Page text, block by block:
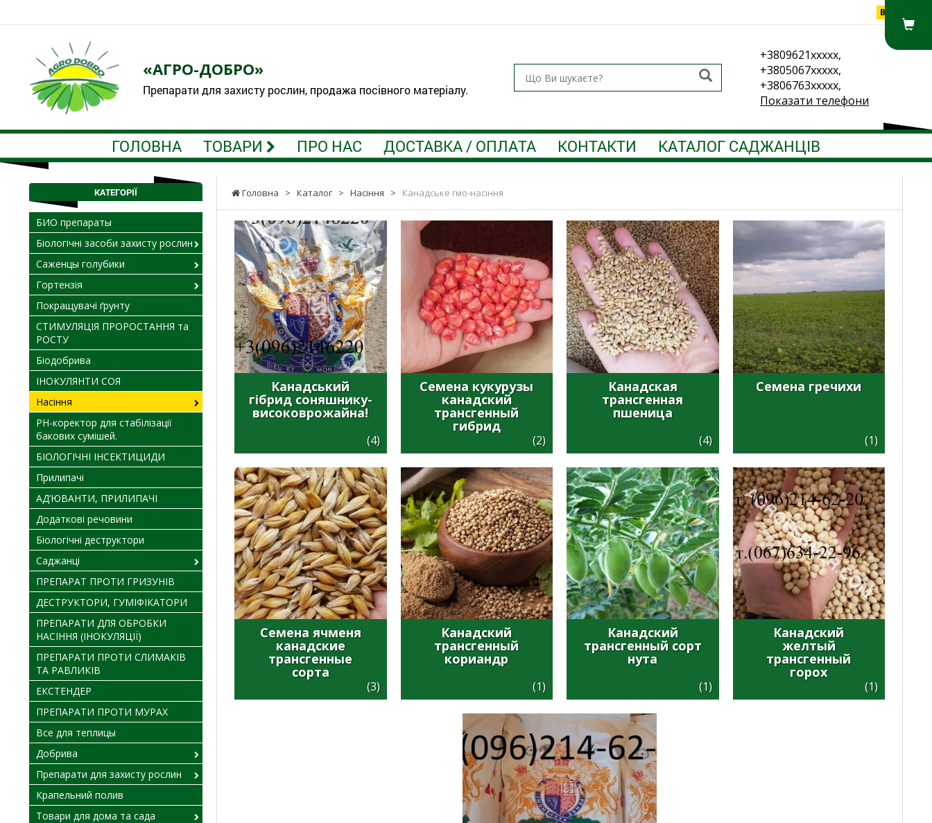
Вхід
«АГРО-ДОБРО»
Препарати для захисту рослин, продажа посівного матеріалу.
+3809621xxxxx,
+3805067xxxxx,
+3806763xxxxx,
Показати телефони
ГОЛОВНА ТОВАРИ ПРО НАС ДОСТАВКА / ОПЛАТА КОНТАКТИ КАТАЛОГ САДЖАНЦІВ
Головна > Каталог > Насіння > Канадське гмо-насіння
Канадський
гібрид соняшнику-
високоврожайна!
(4)
Семена кукурузы
канадский
трансгенный
гибрид
(2)
Канадская
трансгенная
пшеница
(4)
Семена гречихи
(1)
Семена ячменя
канадские
трансгенные
сорта
(3)
Канадский
трансгенный
кориандр
(1)
Канадский
трансгенный сорт
нута
(1)
Канадский
желтый
трансгенный
горох
(1)
КАТЕГОРІЇ
БИО препараты
Біологічні засоби захисту рослин
Саженцы голубики
Гортензія
Покращувачі ґрунту
СТИМУЛЯЦІЯ ПРОРОСТАННЯ та
РОСТУ
Біодобрива
ІНОКУЛЯНТИ СОЯ
Насіння
PH-коректор для стабілізації
бакових сумішей.
БІОЛОГІЧНІ ІНСЕКТИЦИДИ
Прилипачі
АД’ЮВАНТИ, ПРИЛИПАЧІ
Додаткові речовини
Біологічні деструктори
Саджанці
ПРЕПАРАТ ПРОТИ ГРИЗУНІВ
ДЕСТРУКТОРИ, ГУМІФІКАТОРИ
ПРЕПАРАТИ ДЛЯ ОБРОБКИ
НАСІННЯ (ІНОКУЛЯЦІЇ)
ПРЕПАРАТИ ПРОТИ СЛИМАКІВ
ТА РАВЛИКІВ
ЕКСТЕНДЕР
ПРЕПАРАТИ ПРОТИ МУРАХ
Все для теплицы
Добрива
Препарати для захисту рослин
Крапельний полив
Товари для дома та сада